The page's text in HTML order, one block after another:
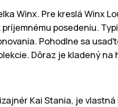
Winx. Pre kreslá Winx
posedeniu.
Pohodlne sa
Dôraz je kladený
Kai Stania, je